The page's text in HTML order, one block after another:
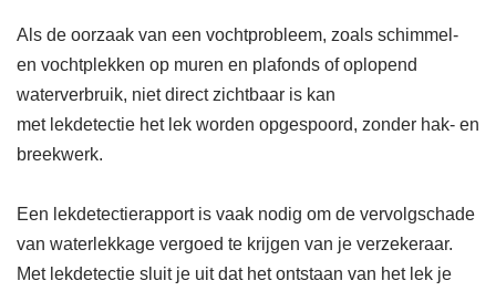
Als de oorzaak van een vochtprobleem, zoals schimmel-
en vochtplekken op muren en plafonds of oplopend
waterverbruik, niet direct zichtbaar is kan
met lekdetectie het lek worden opgespoord, zonder hak- en
breekwerk.
Een lekdetectierapport is vaak nodig om de vervolgschade
van waterlekkage vergoed te krijgen van je verzekeraar.
Met lekdetectie sluit je uit dat het ontstaan van het lek je